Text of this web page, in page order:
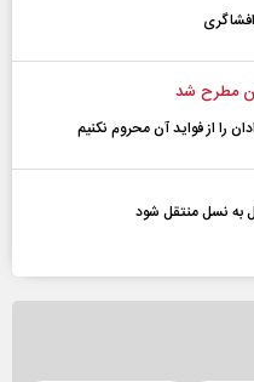
مطرح شد
را از فواید آن محروم نکنیم
به نسل منتقل شود